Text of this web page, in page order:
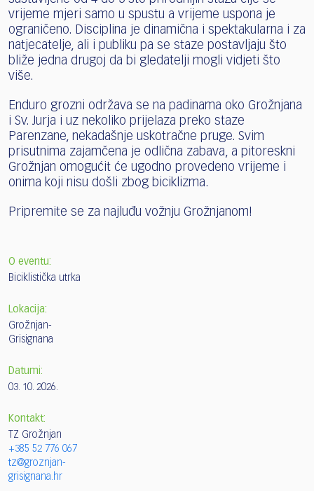
vrijeme mjeri samo u spustu a vrijeme uspona je
ograničeno. Disciplina je dinamična i spektakularna i za
natjecatelje, ali i publiku pa se staze postavljaju što
bliže jedna drugoj da bi gledatelji mogli vidjeti što
više.
Enduro grozni održava se na padinama oko Grožnjana
i Sv. Jurja i uz nekoliko prijelaza preko staze
Parenzane, nekadašnje uskotračne pruge. Svim
prisutnima zajamčena je odlična zabava, a pitoreskni
Grožnjan omogućit će ugodno provedeno vrijeme i
onima koji nisu došli zbog biciklizma.
Pripremite se za najluđu vožnju Grožnjanom!
O eventu:
Biciklistička utrka
Lokacija:
Grožnjan-
Grisignana
Datumi:
03. 10. 2026.
Kontakt:
TZ Grožnjan
+385 52 776 067
tz@groznjan-
grisignana.hr